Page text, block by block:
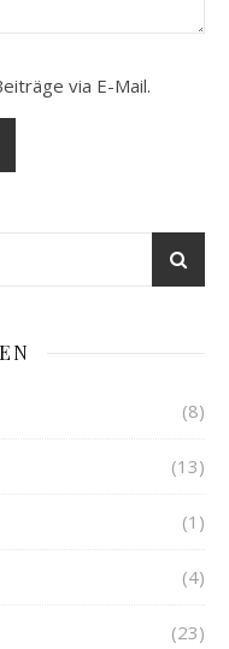
via E-Mail.
(8)
(13)
(1)
(4)
(23)